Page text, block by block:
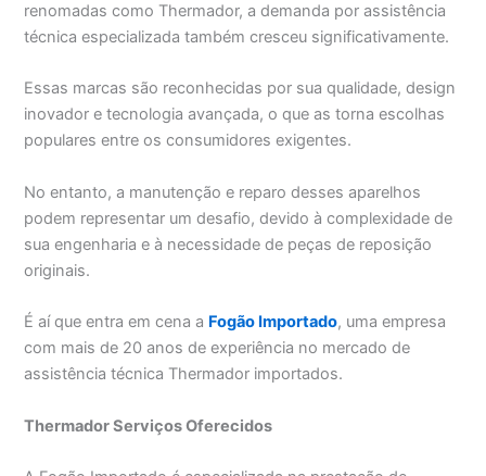
renomadas como Thermador, a demanda por assistência
técnica especializada também cresceu significativamente.
Essas marcas são reconhecidas por sua qualidade, design
inovador e tecnologia avançada, o que as torna escolhas
populares entre os consumidores exigentes.
No entanto, a manutenção e reparo desses aparelhos
podem representar um desafio, devido à complexidade de
sua engenharia e à necessidade de peças de reposição
originais.
É aí que entra em cena a Fogão Importado, uma empresa
com mais de 20 anos de experiência no mercado de
assistência técnica Thermador importados.
Thermador Serviços Oferecidos